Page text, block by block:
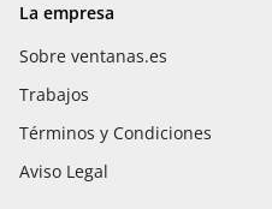
La empresa
Sobre ventanas.es
Trabajos
Términos y Condiciones
Aviso Legal